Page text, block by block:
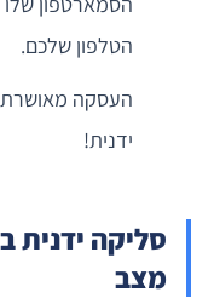
הטלפון שלכם.
העסקה מאושרת
ידנית!
סליקה ידנית
מצב